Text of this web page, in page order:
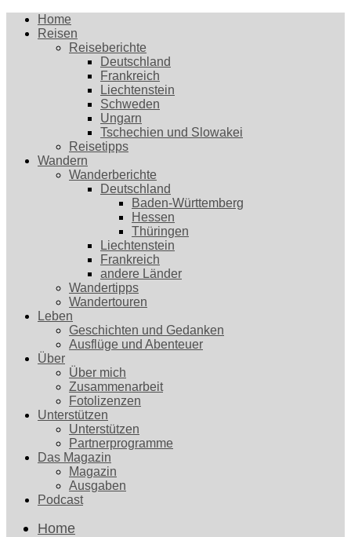
Home
Reisen
Reiseberichte
Deutschland
Frankreich
Liechtenstein
Schweden
Ungarn
Tschechien und Slowakei
Reisetipps
Wandern
Wanderberichte
Deutschland
Baden-Württemberg
Hessen
Thüringen
Liechtenstein
Frankreich
andere Länder
Wandertipps
Wandertouren
Leben
Geschichten und Gedanken
Ausflüge und Abenteuer
Über
Über mich
Zusammenarbeit
Fotolizenzen
Unterstützen
Unterstützen
Partnerprogramme
Das Magazin
Magazin
Ausgaben
Podcast
Home